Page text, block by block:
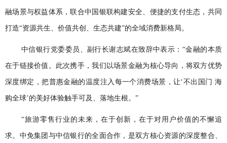
融场景与权益体系，联合中国银联构建安全、便捷的支付生态，共同
打造“资源共生、价值共创、生态共建”的全域消费新格局。
中信银行党委委员、副行长谢志斌在致辞中表示：“金融的本质
在于链接价值。此次携手，我们以场景金融为核心导向，将双方优势
深度绑定，把普惠金融的温度注入每一个消费场景，让‘不出国门 海
购全球’的美好体验触手可及、落地生根。”
“旅游零售行业的未来，在于创新，在于对用户价值的不懈追
求。中免集团与中信银行的全面合作，是双方核心资源的深度整合、